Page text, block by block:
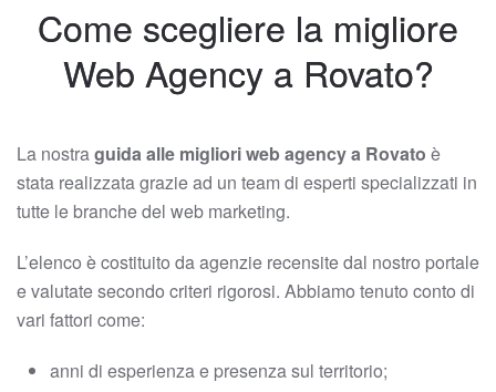
Come scegliere la migliore
Web Agency a Rovato?
La nostraguida alle migliori web agency a Rovato è
stata realizzata grazie ad un team di esperti specializzati in
tutte le branche del web marketing.
L’elenco è costituito da agenzie recensite dal nostro portale
e valutate secondo criteri rigorosi. Abbiamo tenuto conto di
vari fattori come:
anni di esperienza e presenza sul territorio;